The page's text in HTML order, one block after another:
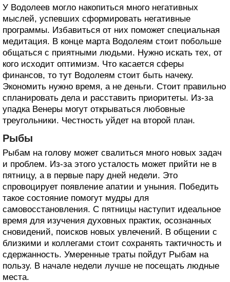
У Водолеев могло накопиться много негативных
мыслей, успевших сформировать негативные
программы. Избавиться от них поможет специальная
медитация. В конце марта Водолеям стоит побольше
общаться с приятными людьми. Нужно искать тех, от
кого исходит оптимизм. Что касается сферы
финансов, то тут Водолеям стоит быть начеку.
Экономить нужно время, а не деньги. Стоит правильно
спланировать дела и расставить приоритеты. Из-за
упадка Венеры могут открываться любовные
треугольники. Честность уйдет на второй план.
Рыбы
Рыбам на голову может свалиться много новых задач
и проблем. Из-за этого усталость может прийти не в
пятницу, а в первые пару дней недели. Это
спровоцирует появление апатии и уныния. Победить
такое состояние помогут мудры для
самовосстановления. С пятницы наступит идеальное
время для изучения духовных практик, осознанных
сновидений, поисков новых увлечений. В общении с
близкими и коллегами стоит сохранять тактичность и
сдержанность. Умеренные траты пойдут Рыбам на
пользу. В начале недели лучше не посещать людные
места.